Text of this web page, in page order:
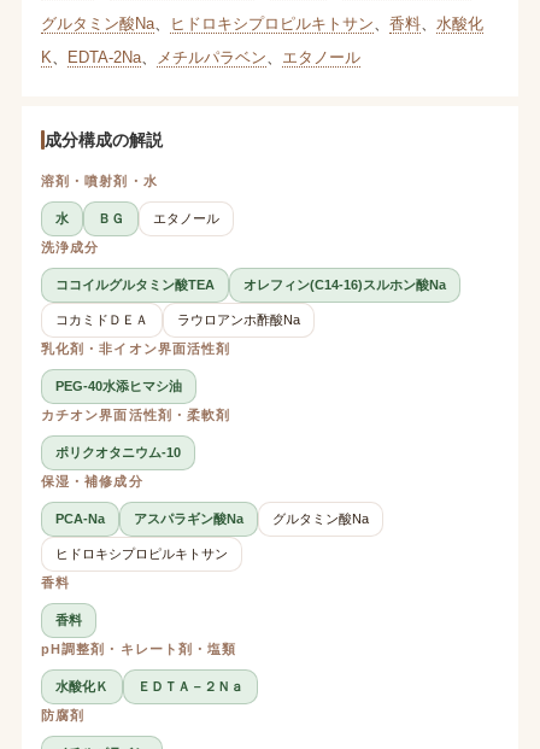
グルタミン酸Na、 ヒドロキシプロピルキトサン 香料、 水酸化
K
EDTA-2Na、 メチルパラベン エタノール
成分構成の解説
溶剤・噴射剤・水
水 ＢＧ
エタノール
洗浄成分
ココイルグルタミン酸TEA オレフィン(C14-16)スルホン酸Na
コカミドＤＥＡ
ラウロアンホ酢酸Na
乳化剤・非イオン界面活性剤
PEG-40水添ヒマシ油
カチオン界面活性剤・柔軟剤
ポリクオタニウム-10
保湿・補修成分
PCA-Na アスパラギン酸Na グルタミン酸Na
ヒドロキシプロピルキトサン
香料
香料
pH調整剤・キレート剤・塩類
水酸化Ｋ
ＥＤＴＡ－２Ｎａ
防腐剤